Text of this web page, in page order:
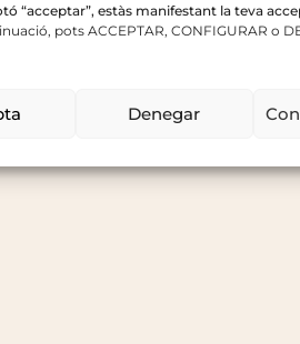
“acceptar”, estàs manifestant la teva
pots ACCEPTAR, CONFIGURAR o
Denegar